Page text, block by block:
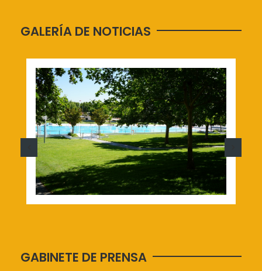
GALERÍA DE NOTICIAS
GABINETE DE PRENSA